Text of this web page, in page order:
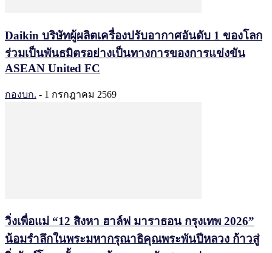
Daikin บริษัทผู้ผลิตเครื่องปรับอากาศอันดับ 1 ของโลก
ร่วมเป็นพันธมิตรอย่างเป็นทางการของการแข่งขัน
ASEAN United FC
กองบก. - 1 กรกฎาคม 2569
วิ่งเพื่อแม่ “12 สิงหา ฮาล์ฟ มาราธอน กรุงเทพ 2026”
น้อมรำลึกในพระมหากรุณาธิคุณพระพันปีหลวง ก้าวสู่